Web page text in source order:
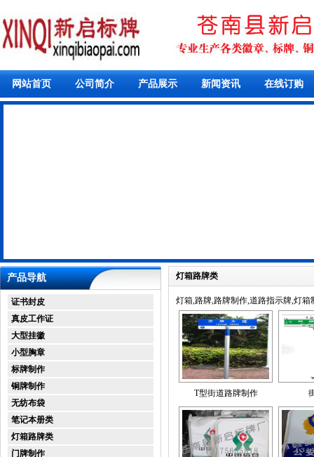
网站首页 公司简介 产品展示 新闻资讯 在线订购
产品导航
证书封皮
真皮工作证
大型挂徽
小型胸章
标牌制作
铜牌制作
无纺布袋
笔记本册类
灯箱路牌类
门牌制作
灯箱路牌类
灯箱,路牌,路牌制作,道路指示牌,灯
T型街道路牌制作